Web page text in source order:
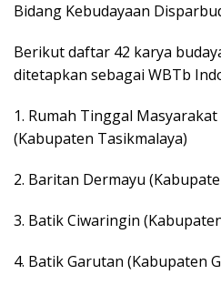
Bidang Kebudayaan
Berikut daftar 42 karya
ditetapkan sebagai WBTb
1. Rumah Tinggal
(Kabupaten Tasikmalaya)
2. Baritan Dermayu
3. Batik Ciwaringin
4. Batik Garutan (Kabupaten